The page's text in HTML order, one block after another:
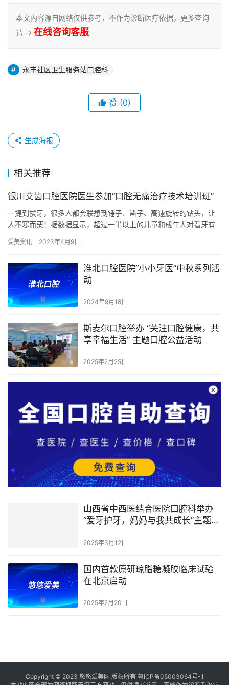
本文内容源自网络仅供参考，不作为诊断医疗依据，更多查询
请 → 在线咨询客服
永丰社区卫生服务站口腔科
赞 (0)
生成海报
相关推荐
银川艾齿口腔医院医生参加“口腔无痛治疗技术培训班”
一提到拔牙，很多人都会联想到锤子、凿子、高速旋转的钻头，让
人不寒而栗！据数据显示，超过一半以上的儿童和成年人对看牙有
展，…
爱美资讯 2023年4月9日
淮北口腔医院“小小牙医”中秋系列活
动
2024年9月18日
斯麦尔口腔举办 “关注口腔健康，共
享幸福生活” 主题口腔公益活动
2025年2月25日
山西省中西医结合医院口腔科举办
“爱牙护牙，妈妈与我共成长”主题活
2025年3月12日
国内首款原研琼脂糖凝胶临床试验
在北京启动
2025年2月20日
Copyright © 2023 悠悠爱美网 版权所有 鲁ICP备05003064号-1